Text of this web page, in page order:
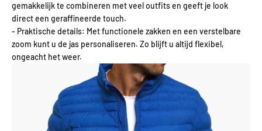
gemakkelijk te combineren met veel outfits en geeft je look
direct een geraffineerde touch.
- Praktische details: Met functionele zakken en een verstelbare
zoom kunt u de jas personaliseren. Zo blijft u altijd flexibel,
ongeacht het weer.